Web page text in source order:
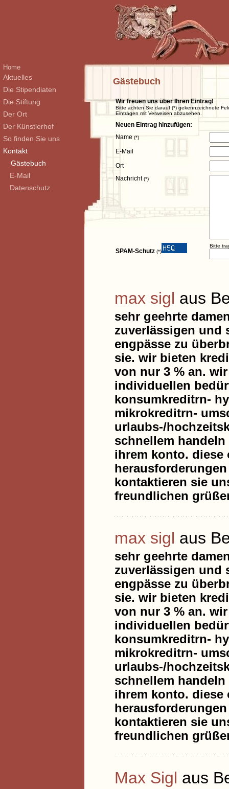
Home
Aktuelles
Die Stipendiaten
Die Stiftung
Der Ort
Der Künstlerhof
So finden Sie uns
Kontakt
Gästebuch
E-Mail
Datenschutz
Gästebuch
Wir freuen uns über Ihren Eintrag!
Bitte achten Sie darauf (*) gekennzeichnete
Einträgen mit Verweisen abzusehen.
Neuen Eintrag hinzufügen:
Name (*)
E-Mail
Ort
Nachricht(*)
SPAM-Schutz (*)
Bitte
max sigl aus
sehr geehrte
zuverlässigen und
engpässe zu
sie. wir bieten
von nur 3 % an.
individuellen
konsumkreditrn-
mikrokreditrn-
urlaubs-/
schnellem
ihrem konto.
kontaktieren sie
freundlichen
max sigl aus
sehr geehrte
zuverlässigen und
engpässe zu
sie. wir bieten
von nur 3 % an.
individuellen
konsumkreditrn-
mikrokreditrn-
urlaubs-/
schnellem
ihrem konto.
kontaktieren sie
freundlichen
Max Sigl aus